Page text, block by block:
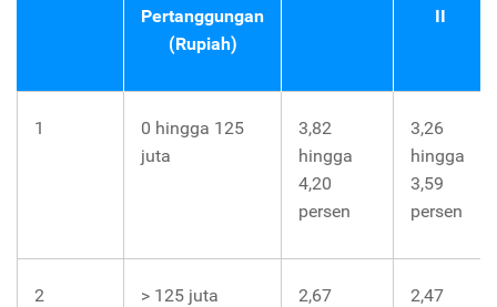
Pertanggungan
(Rupiah)
II
1
0 hingga 125
juta
3,82
hingga
4,20
persen
3,26
hingga
3,59
persen
2
> 125 juta
2,67
2,47